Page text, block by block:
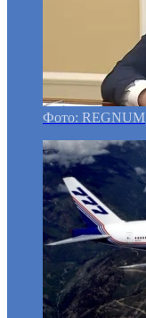
Фото: REGNUM